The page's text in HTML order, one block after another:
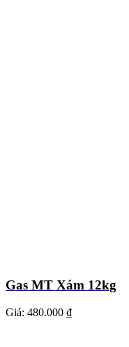
Gas MT Xám 12kg
Giá: 480.000 ₫